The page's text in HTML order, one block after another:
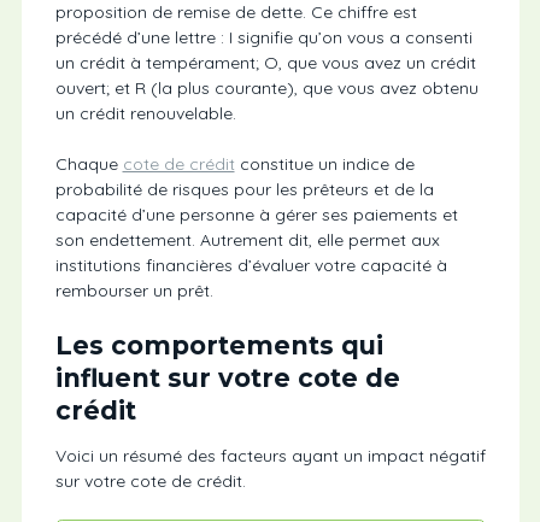
proposition de remise de dette. Ce chiffre est
précédé d’une lettre : I signifie qu’on vous a consenti
un crédit à tempérament; O, que vous avez un crédit
ouvert; et R (la plus courante), que vous avez obtenu
un crédit renouvelable.
Chaque cote de crédit constitue un indice de
probabilité de risques pour les prêteurs et de la
capacité d’une personne à gérer ses paiements et
son endettement. Autrement dit, elle permet aux
institutions financières d’évaluer votre capacité à
rembourser un prêt.
Les comportements qui
influent sur votre cote de
crédit
Voici un résumé des facteurs ayant un impact négatif
sur votre cote de crédit.